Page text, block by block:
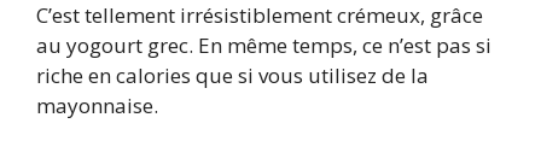
C’est tellement irrésistiblement crémeux, grâce
au yogourt grec. En même temps, ce n’est pas si
riche en calories que si vous utilisez de la
mayonnaise.